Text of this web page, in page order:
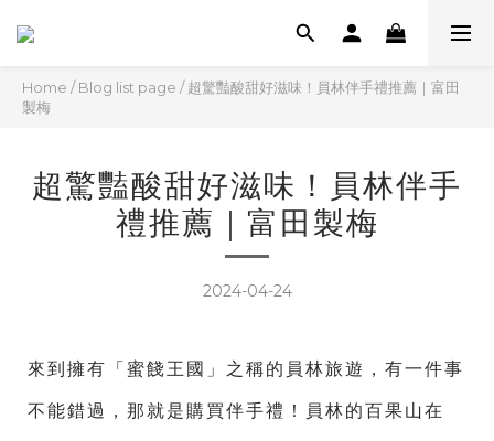
Home /Blog list page /超驚豔酸甜好滋味！員林伴手禮推薦｜富田
製梅
超驚豔酸甜好滋味！員林伴手
禮推薦｜富田製梅
2024-04-24
來到擁有「蜜餞王國」之稱的員林旅遊，有一件事
不能錯過，那就是購買伴手禮！員林的百果山在